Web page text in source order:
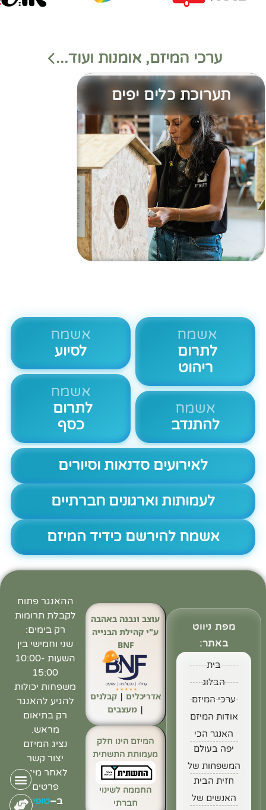
ערכי המיזם, אומנות ועוד...
תערוכת כלים יפים
אשמח
לתרום
ריהוט
אשמח
להתנדב
אשמח
לסיוע
אשמח
לתרום
כסף
לאירועים סדנאות וסיורים
לעמותות וארגונים חברתיים
אשמח להירשם כידיד המיזם
מפת ניווט
באתר:
בית
הבלוג
ערכי המיזם
אודות המיזם
האנגר הכי
יפה בעולם
המשפחות של
חזית הבית
האנשים של
ההאנגר פתוח
לקבלת תרומות
רק בימים:
שני וחמישי בין
השעות 10:00-
15:00
משפחות יכולות
להגיע להאנגר
רק בתיאום
מראש.
נציג המיזם
יצור קשר
לאחר מילוי
פרטים
ב–טופס
עוצב ונבנה באהבה
ע"י קהילת הבנייה
BNF
אדריכלים | קבלנים
|מעצבים
המיזם הינו חלק
מעמותת התשתית
החממה לשינוי
חברתי